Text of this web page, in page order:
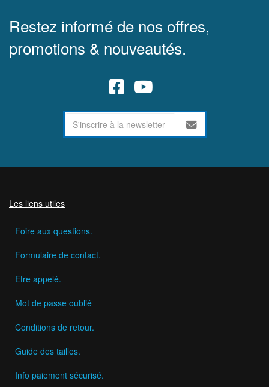
Restez informé de nos offres,
promotions & nouveautés.
Les liens utiles
Foire aux questions.
Formulaire de contact.
Etre appelé.
Mot de passe oublié
Conditions de retour.
Guide des tailles.
Info paiement sécurisé.